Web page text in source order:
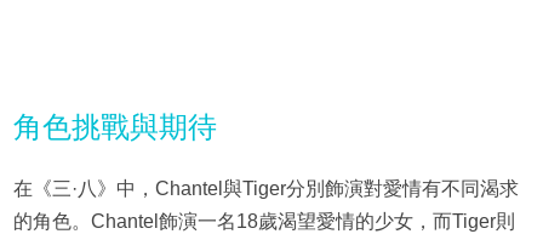
角色挑戰與期待
在《三·八》中，Chantel與Tiger分別飾演對愛情有不同渴求
的角色。Chantel飾演一名18歲渴望愛情的少女，而Tiger則